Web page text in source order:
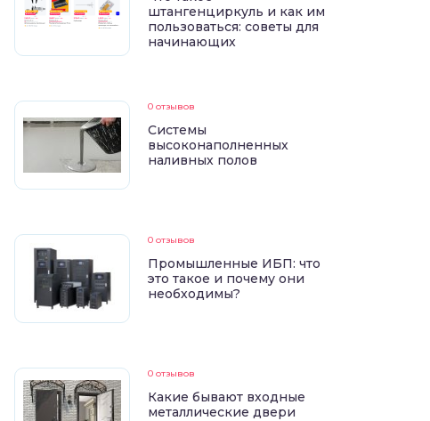
штангенциркуль и как им
пользоваться: советы для
начинающих
0 отзывов
Системы
высоконаполненных
наливных полов
0 отзывов
Промышленные ИБП: что
это такое и почему они
необходимы?
0 отзывов
Какие бывают входные
металлические двери